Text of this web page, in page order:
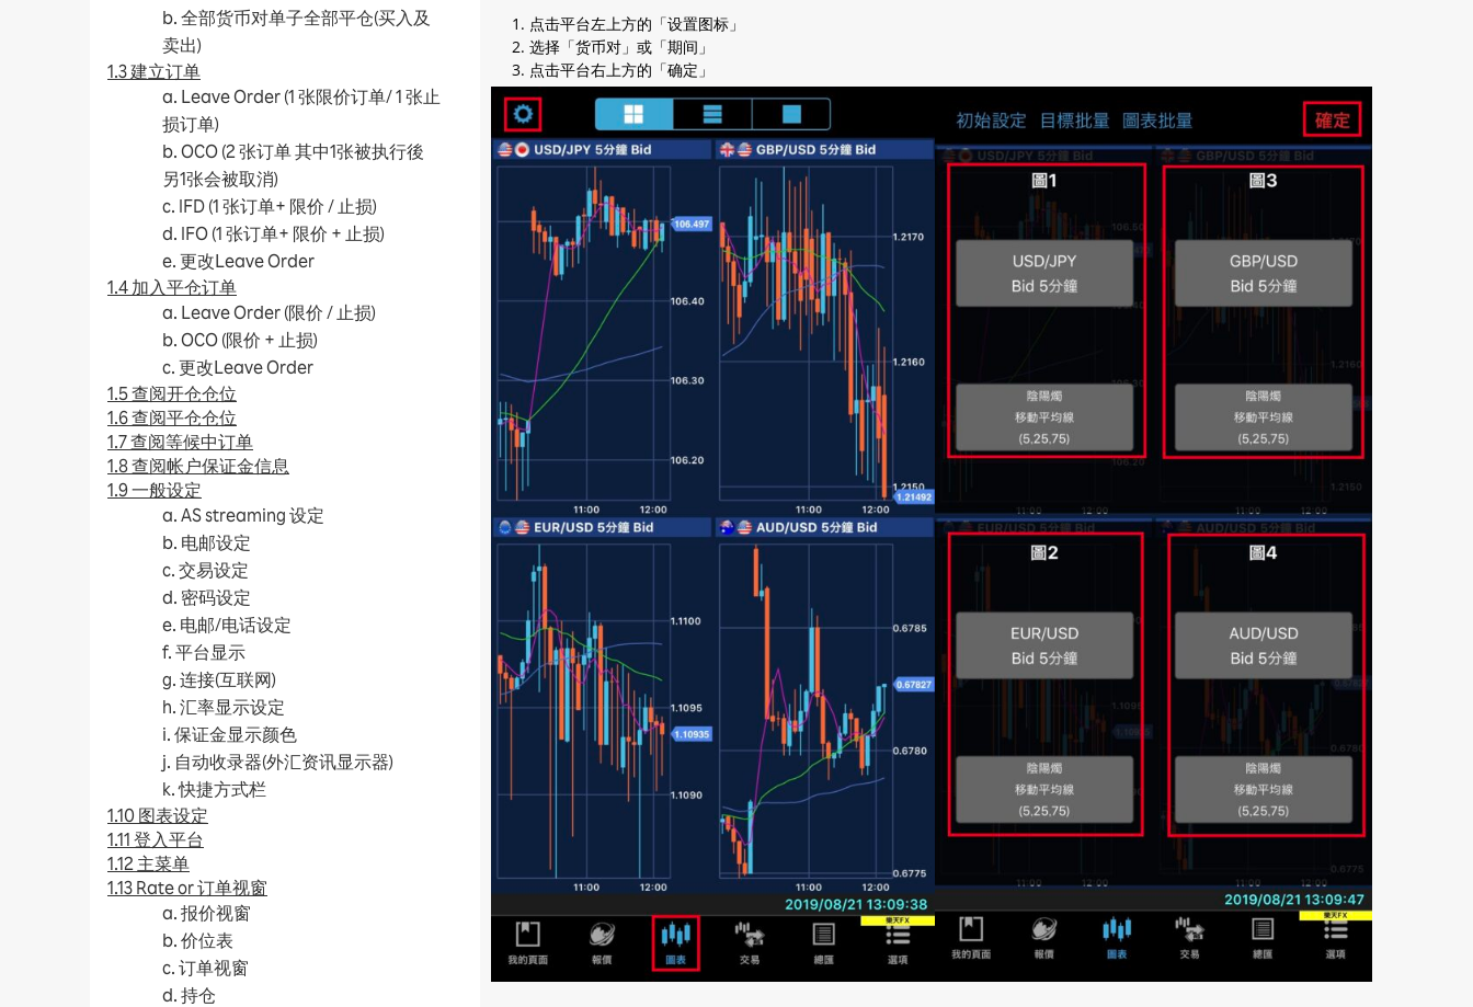
b. 全部货币对单子全部平仓(买入及
卖出)
1.3 建立订单
a. Leave Order (1 张限价订单/ 1 张止
损订单)
b. OCO (2 张订单 其中1张被执行後
另1张会被取消)
c. IFD (1 张订单+ 限价 / 止损)
d. IFO (1 张订单+ 限价 + 止损)
e. 更改Leave Order
1.4 加入平仓订单
a. Leave Order (限价 / 止损)
b. OCO (限价 + 止损)
c. 更改Leave Order
1.5 查阅开仓仓位
1.6 查阅平仓仓位
1.7 查阅等候中订单
1.8 查阅帐户保证金信息
1.9 一般设定
a. AS streaming 设定
b. 电邮设定
c. 交易设定
d. 密码设定
e. 电邮/电话设定
f. 平台显示
g. 连接(互联网)
h. 汇率显示设定
i. 保证金显示颜色
j. 自动收录器(外汇资讯显示器)
k. 快捷方式栏
1.10 图表设定
1.11 登入平台
1.12 主菜单
1.13 Rate or 订单视窗
a. 报价视窗
b. 价位表
c. 订单视窗
d. 持仓
点击平台左上方的「设置图标」
选择「货币对」或「期间」
点击平台右上方的「确定」